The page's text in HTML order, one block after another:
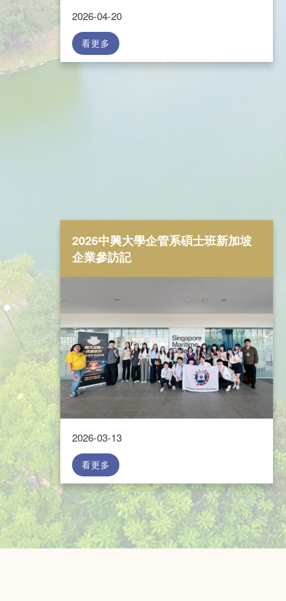
2026中興大學企管系碩士班新加坡
企業參訪記
2026-03-13
看更多